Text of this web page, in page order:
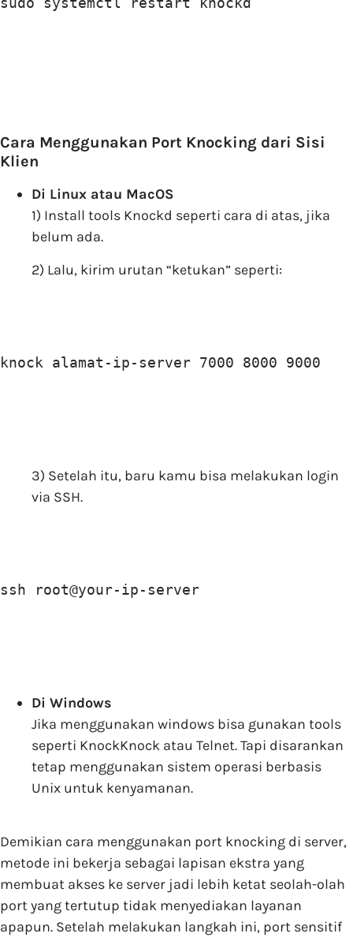
Cara Menggunakan Port Knocking dari Sisi
Klien
Di Linux atau MacOS
1) Install tools Knockd seperti cara di atas, jika
belum ada.
2) Lalu, kirim urutan “ketukan” seperti:
knock alamat-ip-server 7000 8000 9000
3) Setelah itu, baru kamu bisa melakukan login
via SSH.
ssh root@your-ip-server
Di Windows
Jika menggunakan windows bisa gunakan tools
seperti KnockKnock atau Telnet. Tapi disarankan
tetap menggunakan sistem operasi berbasis
Unix untuk kenyamanan.
Demikian cara menggunakan port knocking di server,
metode ini bekerja sebagai lapisan ekstra yang
membuat akses ke server jadi lebih ketat seolah-olah
port yang tertutup tidak menyediakan layanan
apapun. Setelah melakukan langkah ini, port sensitif